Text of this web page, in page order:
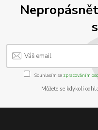
Souhlasím se zpracováním
Můžete se kdykoli